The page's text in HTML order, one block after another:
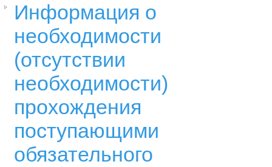
Информация о
необходимости
(отсутствии
необходимости)
прохождения
поступающими
обязательного